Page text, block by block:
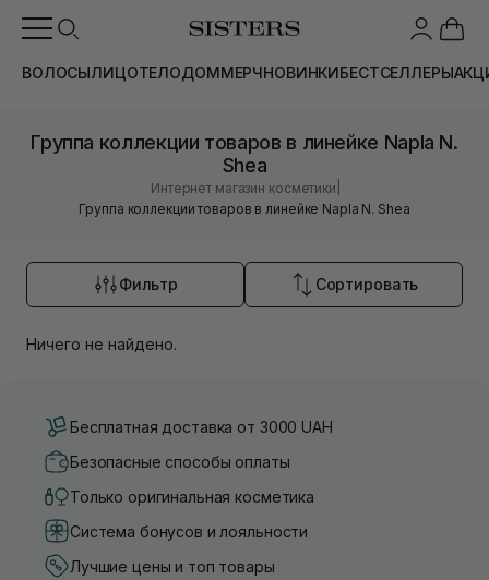
ВОЛОСЫЛИЦОТЕЛОДОММЕРЧНОВИНКИБЕСТСЕЛЛЕРЫ
Группа коллекции товаров в линейке Napla N.
Shea
Интернет магазин косметики
Группа коллекции товаров в линейке Napla N. Shea
Фильтр Сортировать
Ничего не найдено.
Бесплатная доставка от 3000 UAH
Безопасные способы оплаты
Только оригинальная косметика
Система бонусов и лояльности
Лучшие цены и топ товары